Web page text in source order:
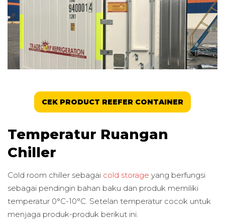
CEK PRODUCT REEFER CONTAINER
Temperatur Ruangan
Chiller
Cold room chiller sebagai cold storage yang berfungsi
sebagai pendingin bahan baku dan produk memiliki
temperatur 0°C-10°C. Setelan temperatur cocok untuk
menjaga produk-produk berikut ini.